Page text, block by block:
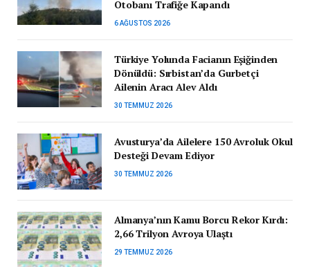
Otobanı Trafiğe Kapandı
6 AĞUSTOS 2026
Türkiye Yolunda Facianın Eşiğinden
Dönüldü: Sırbistan’da Gurbetçi
Ailenin Aracı Alev Aldı
30 TEMMUZ 2026
Avusturya’da Ailelere 150 Avroluk Okul
Desteği Devam Ediyor
30 TEMMUZ 2026
Almanya’nın Kamu Borcu Rekor Kırdı:
2,66 Trilyon Avroya Ulaştı
29 TEMMUZ 2026